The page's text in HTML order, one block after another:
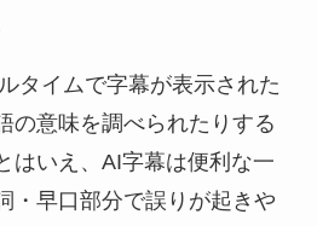
タイムで字幕が表示された
の意味を調べられたりする
はいえ、AI字幕は便利な一
・早口部分で誤りが起きや